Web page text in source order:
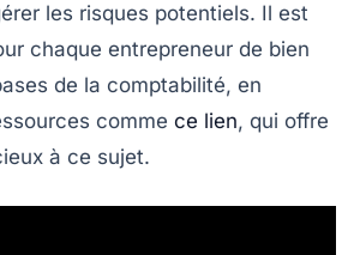
les risques potentiels. Il est
chaque entrepreneur de bien
de la comptabilité, en
comme ce lien, qui offre
à ce sujet.